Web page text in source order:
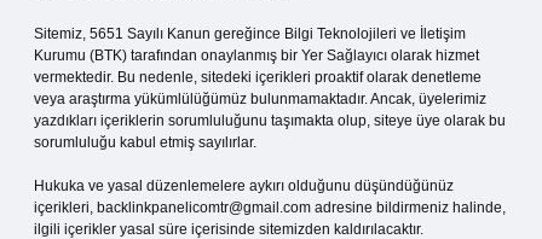
Sitemiz, 5651 Sayılı Kanun gereğince Bilgi Teknolojileri ve İletişim
Kurumu (BTK) tarafından onaylanmış bir Yer Sağlayıcı olarak hizmet
vermektedir. Bu nedenle, sitedeki içerikleri proaktif olarak denetleme
veya araştırma yükümlülüğümüz bulunmamaktadır. Ancak, üyelerimiz
yazdıkları içeriklerin sorumluluğunu taşımakta olup, siteye üye olarak bu
sorumluluğu kabul etmiş sayılırlar.
Hukuka ve yasal düzenlemelere aykırı olduğunu düşündüğünüz
içerikleri, backlinkpanelicomtr@gmail.com adresine bildirmeniz halinde,
ilgili içerikler yasal süre içerisinde sitemizden kaldırılacaktır.